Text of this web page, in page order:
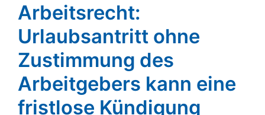
Arbeitsrecht:
Urlaubsantritt ohne
Zustimmung des
Arbeitgebers kann eine
fristlose Kündigung